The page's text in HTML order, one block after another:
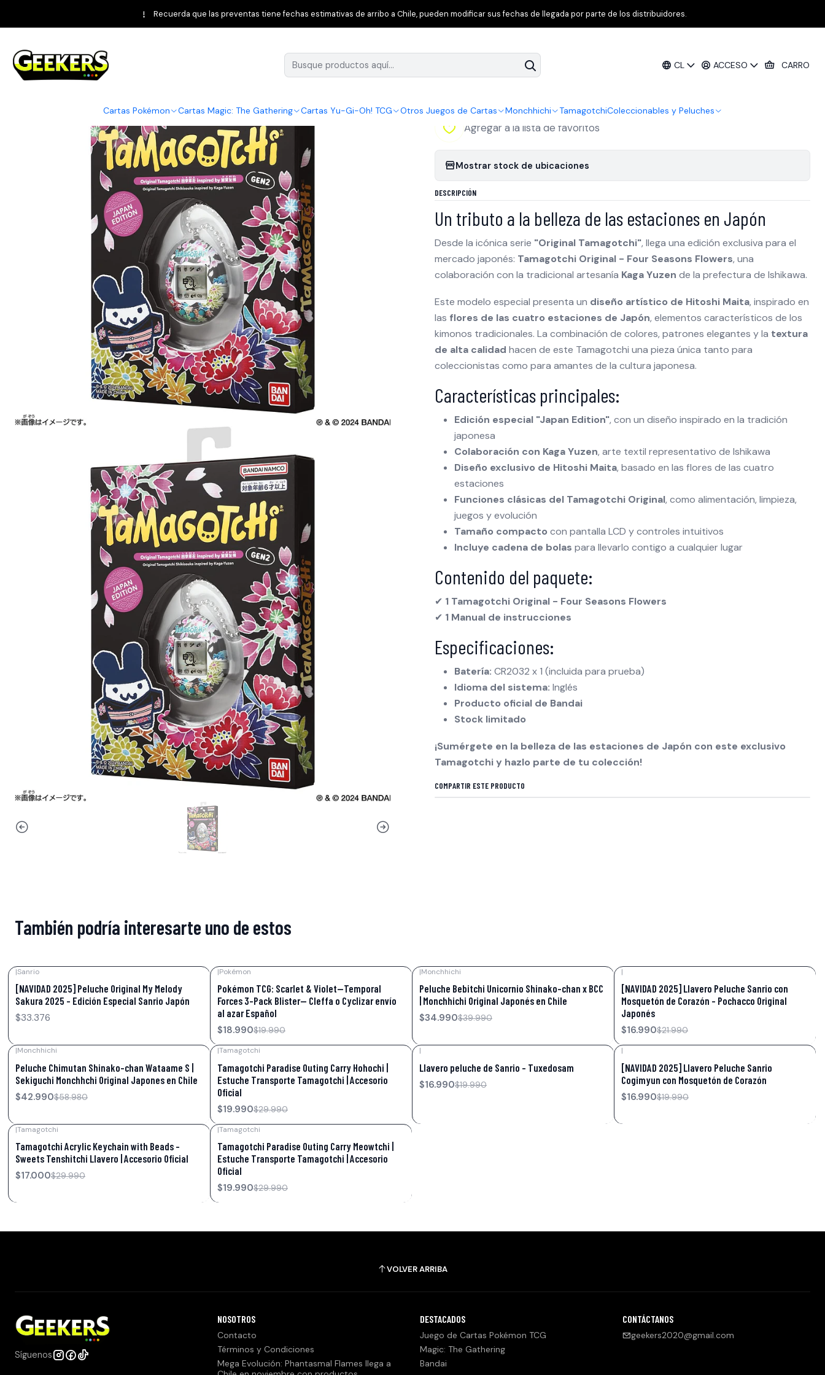
CL ACCESO CARRO
Cartas Pokémon Cartas Magic: The Gathering Cartas Yu-Gi-Oh! TCG Otros Juegos de Cartas Monchhichi TamagotchiColeccionables y Peluches
Recuerda que las preventas tiene fechas estimativas de arribo a Chile, pueden modificar sus fechas de llegada por parte de los distribuidores.
Inicio Bandai Tamagotchi Tamagotchi Original - Four Seasons Flowers (Edición Japón - Kaga Yuzen)
|
Tamagotchi Original - Four Seasons Flowers (Edición
Agregar a la lista de favoritos
Mostrar stock de ubicaciones
DESCRIPCIÓN
Un tributo a la belleza de las estaciones en Japón
Desde la icónica serie "Original Tamagotchi", llega una edición exclusiva para el
mercado japonés: Tamagotchi Original - Four Seasons Flowers, una
colaboración con la tradicional artesanía Kaga Yuzen de la prefectura de Ishikawa.
Este modelo especial presenta un diseño artístico de Hitoshi Maita, inspirado en
las flores de las cuatro estaciones de Japón, elementos característicos de los
kimonos tradicionales. La combinación de colores, patrones elegantes y la textura
de alta calidad hacen de este Tamagotchi una pieza única tanto para
coleccionistas como para amantes de la cultura japonesa.
Características principales:
Edición especial "Japan Edition", con un diseño inspirado en la tradición
japonesa
Colaboración con Kaga Yuzen, arte textil representativo de Ishikawa
Diseño exclusivo de Hitoshi Maita, basado en las flores de las cuatro
estaciones
Funciones clásicas del Tamagotchi Original, como alimentación, limpieza,
juegos y evolución
Tamaño compacto con pantalla LCD y controles intuitivos
Incluye cadena de bolas para llevarlo contigo a cualquier lugar
Contenido del paquete:
✔ 1 Tamagotchi Original - Four Seasons Flowers
✔ 1 Manual de instrucciones
Especificaciones:
Batería: CR2032 x 1 (incluida para prueba)
Idioma del sistema: Inglés
Producto oficial de Bandai
Stock limitado
¡Sumérgete en la belleza de las estaciones de Japón con este exclusivo
Tamagotchi y hazlo parte de tu colección!
COMPARTIR ESTE PRODUCTO
También podría interesarte uno de estos
|Sanrio
[NAVIDAD 2025] Peluche Original My Melody
Sakura 2025 – Edición Especial Sanrio Japón
$33.376
|Pokémon
Pokémon TCG: Scarlet & Violet—Temporal
Forces 3-Pack Blister— Cleffa o Cyclizar envío
al azar Español
$18.990$19.990
|Monchhichi
Peluche Bebitchi Unicornio Shinako-chan x BCC
| Monchhichi Original Japonés en Chile
$34.990$39.990
|
[NAVIDAD 2025] Llavero Peluche Sanrio con
Mosquetón de Corazón – Pochacco Original
Japonés
$16.990$21.990
|Monchhichi
Peluche Chimutan Shinako-chan Wataame S |
Sekiguchi Monchhchi Original Japones en Chile
$42.990$58.980
|Tamagotchi
Tamagotchi Paradise Outing Carry Hohochi |
Estuche Transporte Tamagotchi | Accesorio
Oficial
$19.990$29.990
|
Llavero peluche de Sanrio – Tuxedosam
$16.990$19.990
|
[NAVIDAD 2025] Llavero Peluche Sanrio
Cogimyun con Mosquetón de Corazón
$16.990$19.990
|Tamagotchi
Tamagotchi Acrylic Keychain with Beads –
Sweets Tenshitchi Llavero | Accesorio Oficial
$17.000$29.990
|Tamagotchi
Tamagotchi Paradise Outing Carry Meowtchi |
Estuche Transporte Tamagotchi | Accesorio
Oficial
$19.990$29.990
VOLVER ARRIBA
Síguenos
NOSOTROS
Contacto
Términos y Condiciones
Mega Evolución: Phantasmal Flames llega a
DESTACADOS
Juego de Cartas Pokémon TCG
Magic: The Gathering
Bandai
CONTÁCTANOS
geekers2020@gmail.com